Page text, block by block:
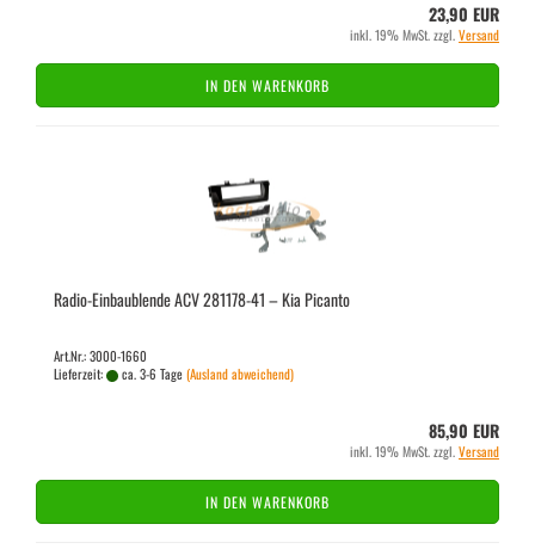
23,90 EUR
inkl. 19% MwSt. zzgl.Versand
IN DEN WARENKORB
Radio-​​Ein­bau­blen­de ACV 281178-​​41 – Kia Pi­can­to
Art.Nr.: 3000-1660
Lieferzeit:
ca. 3-6 Tage(Ausland abweichend)
85,90 EUR
inkl. 19% MwSt. zzgl.Versand
IN DEN WARENKORB